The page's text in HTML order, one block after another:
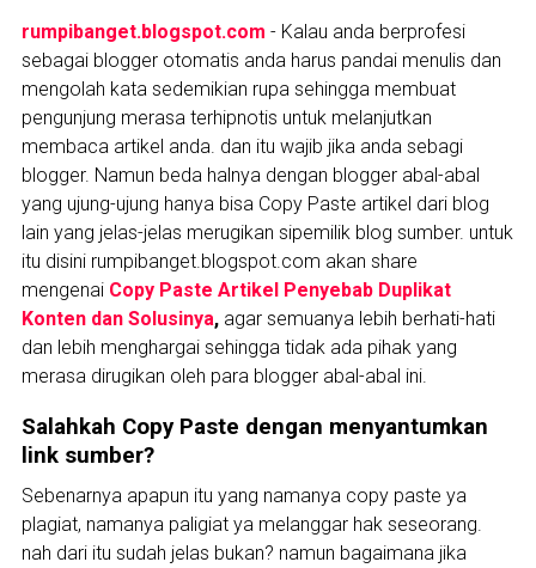
rumpibanget.blogspot.com - Kalau anda berprofesi
sebagai blogger otomatis anda harus pandai menulis dan
mengolah kata sedemikian rupa sehingga membuat
pengunjung merasa terhipnotis untuk melanjutkan
membaca artikel anda. dan itu wajib jika anda sebagi
blogger. Namun beda halnya dengan blogger abal-abal
yang ujung-ujung hanya bisa Copy Paste artikel dari blog
lain yang jelas-jelas merugikan sipemilik blog sumber. untuk
itu disini rumpibanget.blogspot.com akan share
mengenai Copy Paste Artikel Penyebab Duplikat
Konten dan Solusinya, agar semuanya lebih berhati-hati
dan lebih menghargai sehingga tidak ada pihak yang
merasa dirugikan oleh para blogger abal-abal ini.
Salahkah Copy Paste dengan menyantumkan
link sumber?
Sebenarnya apapun itu yang namanya copy paste ya
plagiat, namanya paligiat ya melanggar hak seseorang.
nah dari itu sudah jelas bukan? namun bagaimana jika